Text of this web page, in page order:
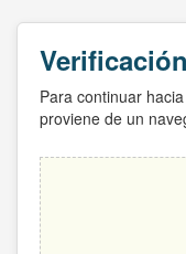
Para continuar
proviene de un